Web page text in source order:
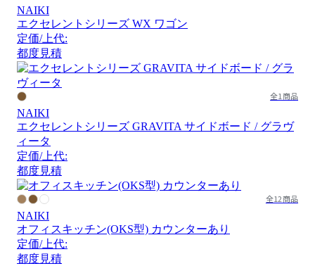
NAIKI
エクセレントシリーズ WX ワゴン
定価/上代:
都度見積
全1商品
NAIKI
エクセレントシリーズ GRAVITA サイドボード / グラヴ
ィータ
定価/上代:
都度見積
全12商品
NAIKI
オフィスキッチン(OKS型) カウンターあり
定価/上代:
都度見積